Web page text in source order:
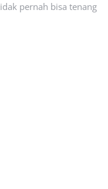
pernah bisa tenang